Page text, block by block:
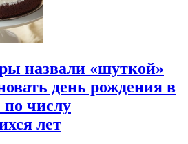
назвали «шуткой»
день рождения в
числу
лет